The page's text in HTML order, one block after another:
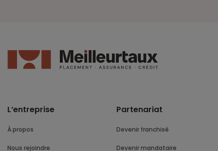
L’entreprise
À propos
Nous rejoindre
Partenariat
Devenir franchisé
Devenir mandataire